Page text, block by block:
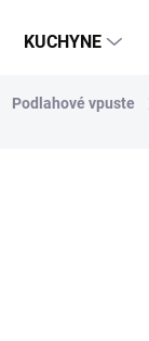
KUCHYNE
Podlahové vpuste